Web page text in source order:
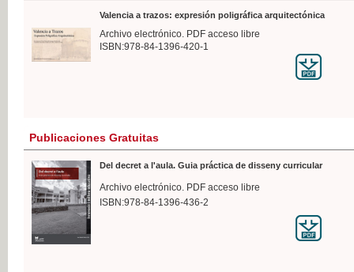
Valencia a trazos: expresión poligráfica arquitectónica
Archivo electrónico. PDF acceso libre
ISBN:978-84-1396-420-1
Publicaciones Gratuitas
Del decret a l'aula. Guia práctica de disseny curricular
Archivo electrónico. PDF acceso libre
ISBN:978-84-1396-436-2